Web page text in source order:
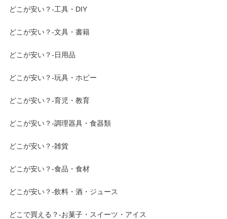
どこが安い？-工具・DIY
どこが安い？-文具・書籍
どこが安い？-日用品
どこが安い？-玩具・ホビー
どこが安い？-育児・教育
どこが安い？-調理器具・食器類
どこが安い？-雑貨
どこが安い？-食品・食材
どこが安い？-飲料・酒・ジュース
どこで買える？-お菓子・スイーツ・アイス